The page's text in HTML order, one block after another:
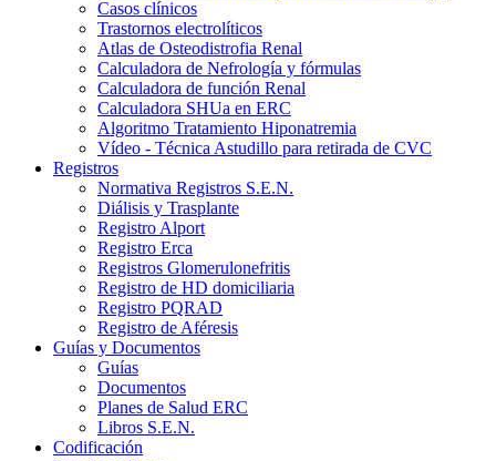
Casos clínicos
Trastornos electrolíticos
Atlas de Osteodistrofia Renal
Calculadora de Nefrología y fórmulas
Calculadora de función Renal
Calculadora SHUa en ERC
Algoritmo Tratamiento Hiponatremia
Vídeo - Técnica Astudillo para retirada de CVC
Registros
Normativa Registros S.E.N.
Diálisis y Trasplante
Registro Alport
Registro Erca
Registros Glomerulonefritis
Registro de HD domiciliaria
Registro PQRAD
Registro de Aféresis
Guías y Documentos
Guías
Documentos
Planes de Salud ERC
Libros S.E.N.
Codificación